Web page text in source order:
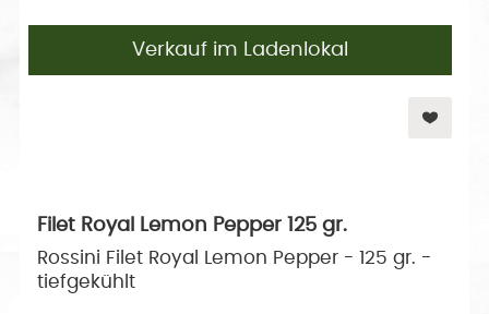
Verkauf im Ladenlokal
Filet Royal Lemon Pepper 125 gr.
Rossini Filet Royal Lemon Pepper - 125 gr. -
tiefgekühlt